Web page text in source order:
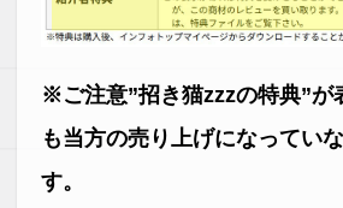
※ご注意”招き猫zzzの特典”が
も当方の売り上げになってい
す。